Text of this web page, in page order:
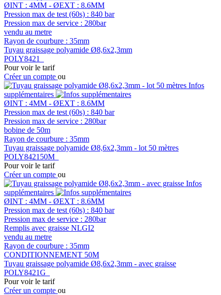
ØINT : 4MM - ØEXT : 8.6MM
Pression max de test (60s) : 840 bar
Pression max de service : 280bar
vendu au metre
Rayon de courbure : 35mm
Tuyau graissage polyamide Ø8,6x2,3mm
POLY8421
Pour voir le tarif
Créer un compte ou
Infos
supplémentaires
ØINT : 4MM - ØEXT : 8.6MM
Pression max de test (60s) : 840 bar
Pression max de service : 280bar
bobine de 50m
Rayon de courbure : 35mm
Tuyau graissage polyamide Ø8,6x2,3mm - lot 50 mètres
POLY842150M
Pour voir le tarif
Créer un compte ou
Infos
supplémentaires
ØINT : 4MM - ØEXT : 8.6MM
Pression max de test (60s) : 840 bar
Pression max de service : 280bar
Remplis avec graisse NLGI2
vendu au metre
Rayon de courbure : 35mm
CONDITIONNEMENT 50M
Tuyau graissage polyamide Ø8,6x2,3mm - avec graisse
POLY8421G
Pour voir le tarif
Créer un compte ou